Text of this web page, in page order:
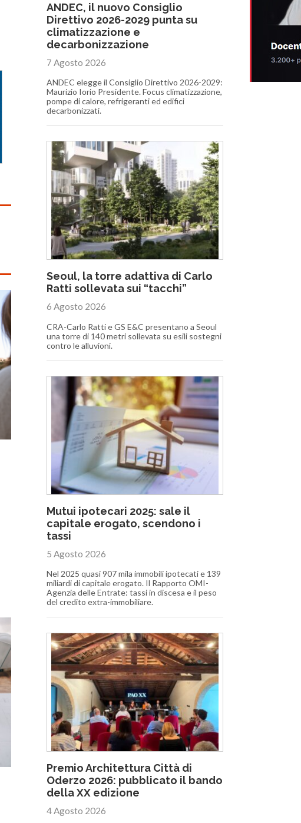
ANDEC, il nuovo Consiglio
Direttivo 2026-2029 punta su
climatizzazione e
decarbonizzazione
7 Agosto 2026
ANDEC elegge il Consiglio Direttivo 2026-2029:
Maurizio Iorio Presidente. Focus climatizzazione,
pompe di calore, refrigeranti ed edifici
decarbonizzati.
Seoul, la torre adattiva di Carlo
Ratti sollevata sui “tacchi”
6 Agosto 2026
CRA-Carlo Ratti e GS E&C presentano a Seoul
una torre di 140 metri sollevata su esili sostegni
contro le alluvioni.
Mutui ipotecari 2025: sale il
capitale erogato, scendono i
tassi
5 Agosto 2026
Nel 2025 quasi 907 mila immobili ipotecati e 139
miliardi di capitale erogato. Il Rapporto OMI-
Agenzia delle Entrate: tassi in discesa e il peso
del credito extra-immobiliare.
Premio Architettura Città di
Oderzo 2026: pubblicato il bando
della XX edizione
4 Agosto 2026